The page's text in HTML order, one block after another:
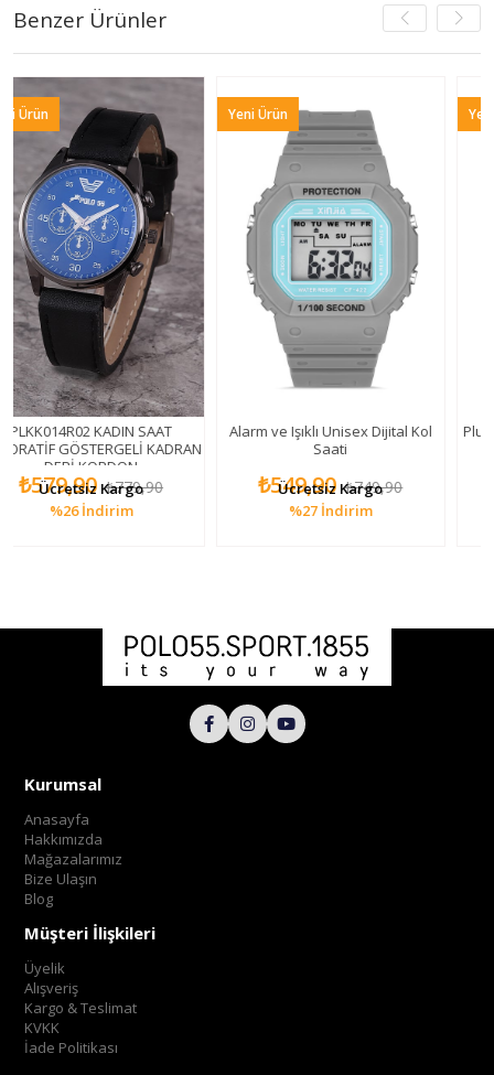
Benzer Ürünler
SAAT
KADRAN
₺779,90
Kargo
Alarm ve Işıklı Unisex Dijital Kol
₺749,90
Ücretsiz Kargo
Yeni Ürün
Pludjt001r014
Kurumsal
Anasayfa
Hakkımızda
Mağazalarımız
Bize Ulaşın
Blog
Müşteri İlişkileri
Üyelik
Alışveriş
Kargo & Teslimat
KVKK
İade Politikası